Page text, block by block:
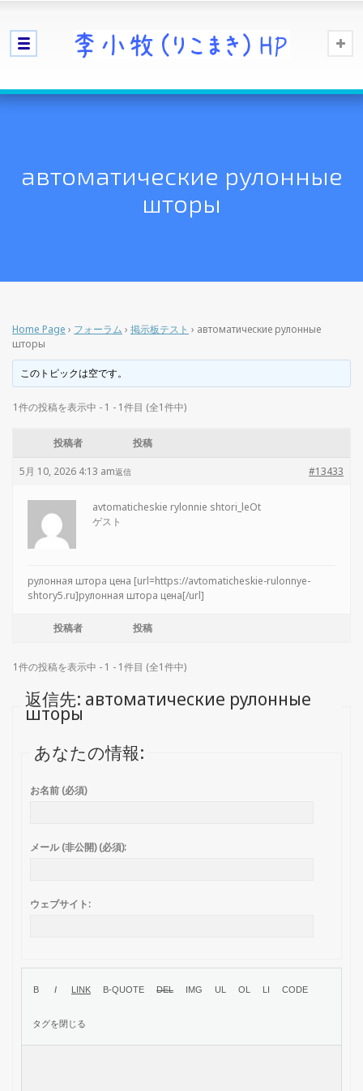
автоматические рулонные
шторы
Home Page › フォーラム › 掲示板テスト › автоматические рулонные
шторы
このトピックは空です。
1件の投稿を表示中 - 1 - 1件目 (全1件中)
投稿者 投稿
5月 10, 2026 4:13 am #13433
返信
avtomaticheskie rylonnie shtori_leOt
ゲスト
рулонная штора цена [url=https://avtomaticheskie-rulonnye-
shtory5.ru]рулонная штора цена[/url]
投稿者 投稿
1件の投稿を表示中 - 1 - 1件目 (全1件中)
返信先: автоматические рулонные
шторы
あなたの情報:
お名前 (必須)
メール (非公開) (必須):
ウェブサイト: